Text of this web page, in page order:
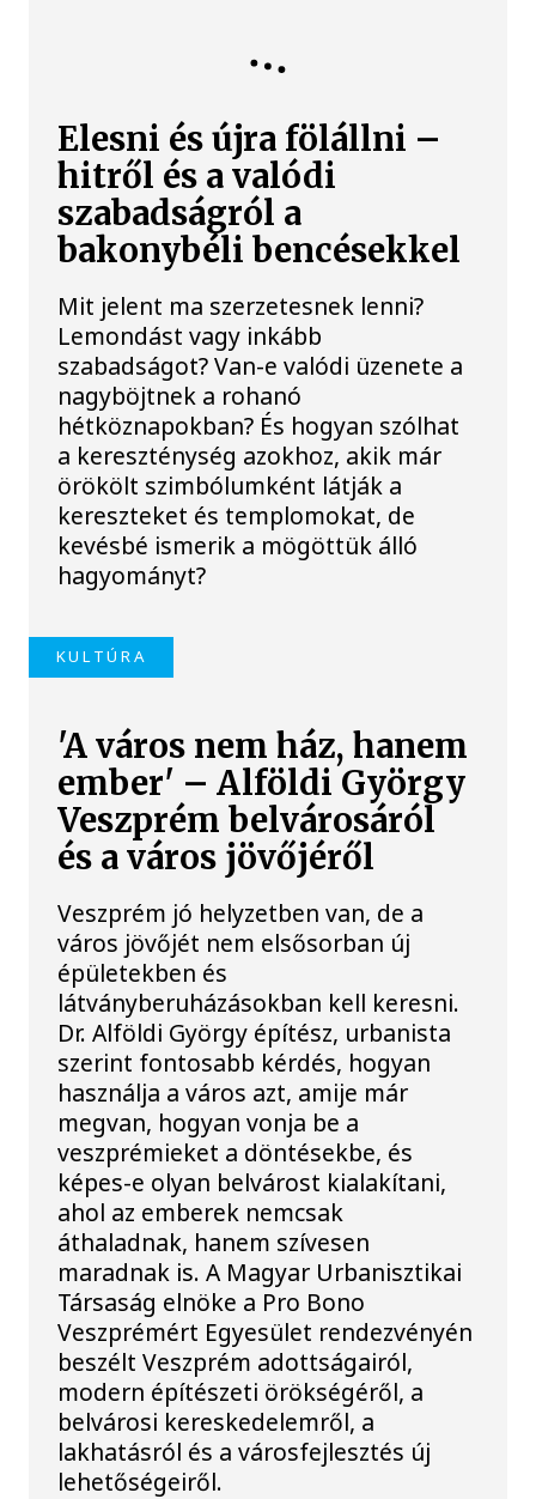
Elesni és újra fölállni –
hitről és a valódi
szabadságról a
bakonybéli bencésekkel
Mit jelent ma szerzetesnek lenni?
Lemondást vagy inkább
szabadságot? Van-e valódi üzenete a
nagyböjtnek a rohanó
hétköznapokban? És hogyan szólhat
a kereszténység azokhoz, akik már
örökölt szimbólumként látják a
kereszteket és templomokat, de
kevésbé ismerik a mögöttük álló
hagyományt?
KULTÚRA
'A város nem ház, hanem
ember' – Alföldi György
Veszprém belvárosáról
és a város jövőjéről
Veszprém jó helyzetben van, de a
város jövőjét nem elsősorban új
épületekben és
látványberuházásokban kell keresni.
Dr. Alföldi György építész, urbanista
szerint fontosabb kérdés, hogyan
használja a város azt, amije már
megvan, hogyan vonja be a
veszprémieket a döntésekbe, és
képes-e olyan belvárost kialakítani,
ahol az emberek nemcsak
áthaladnak, hanem szívesen
maradnak is. A Magyar Urbanisztikai
Társaság elnöke a Pro Bono
Veszprémért Egyesület rendezvényén
beszélt Veszprém adottságairól,
modern építészeti örökségéről, a
belvárosi kereskedelemről, a
lakhatásról és a városfejlesztés új
lehetőségeiről.